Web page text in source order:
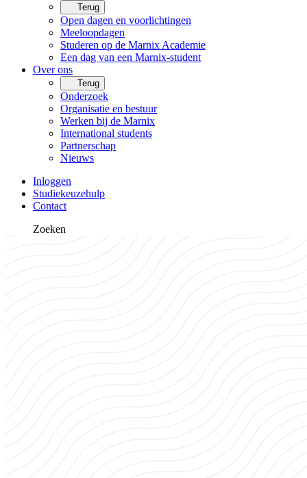
Terug
Open dagen en voorlichtingen
Meeloopdagen
Studeren op de Marnix Academie
Een dag van een Marnix-student
Over ons
Terug
Onderzoek
Organisatie en bestuur
Werken bij de Marnix
International students
Partnerschap
Nieuws
Inloggen
Studiekeuzehulp
Contact
Zoeken